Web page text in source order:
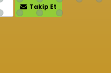
Takip Et